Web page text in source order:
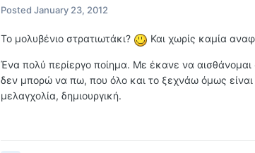
Posted January 23, 2012
Το μολυβένιο στρατιωτάκι? Και χωρίς καμία
Ένα πολύ περίεργο ποίημα. Με έκανε να
δεν μπορώ να πω, που όλο και το ξεχνάω όμως
μελαγχολία, δημιουργική.